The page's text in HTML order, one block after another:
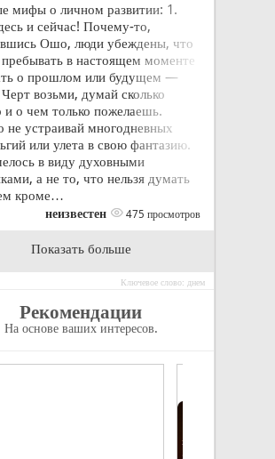
мифы о личном развитии: 1.
и сейчас! Почему-то,
Ошо, люди убеждены, что
в настоящем моменте
о прошлом или будущем —
возьми, думай сколько
и о чем только пожелаешь.
не устраивай многодневных
или улета в свою фантазию.
в виду духовными
а не то, что нельзя думать
кроме…
неизвестен 475 просмотров
Показать больше
Ключевое слово: днем
Рекомендации
На основе ваших интересов.